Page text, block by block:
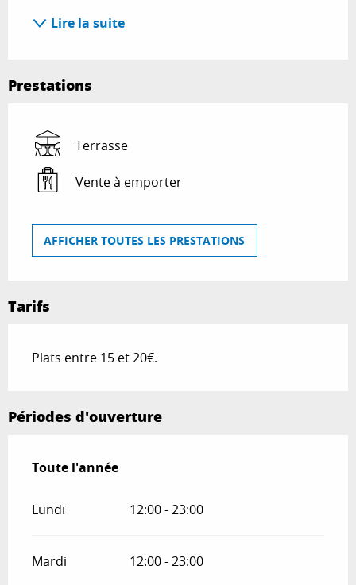
Lire la suite
Prestations
Terrasse
Vente à emporter
AFFICHER TOUTES LES PRESTATIONS
Tarifs
Plats entre 15 et 20€.
Périodes d'ouverture
Toute l'année
Toute l'année
Lundi 12:00 - 23:00
Mardi 12:00 - 23:00